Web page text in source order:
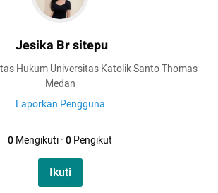
Jesika Br sitepu
Hukum Universitas Katolik Santo Thomas
Medan
Laporkan Pengguna
0Mengikuti·0Pengikut
Ikuti